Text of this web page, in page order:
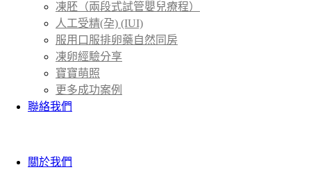
凍胚（兩段式試管嬰兒療程）
人工受精(孕) (IUI)
服用口服排卵藥自然同房
凍卵經驗分享
寶寶萌照
更多成功案例
聯絡我們
關於我們